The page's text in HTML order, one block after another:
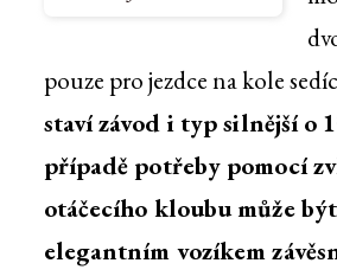
pouze pro jezdce na kole
staví závod i typ silnější o
případě potřeby pomocí
otáčecího kloubu může
elegantním vozíkem